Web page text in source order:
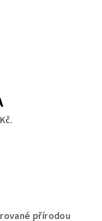
přírodou